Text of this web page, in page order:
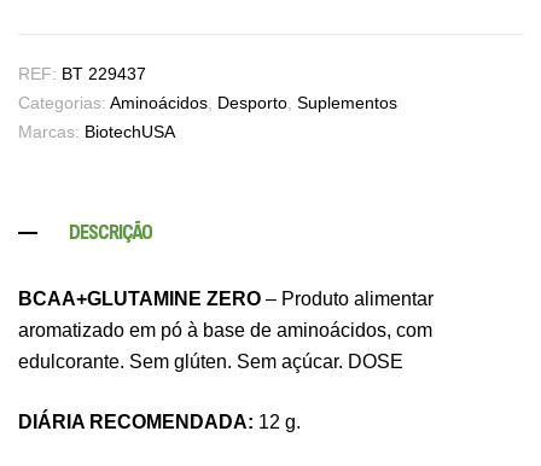
REF: BT 229437
Categorias: Aminoácidos Desporto Suplementos
Marcas: BiotechUSA
DESCRIÇÃO
BCAA+GLUTAMINE ZERO – Produto alimentar
aromatizado em pó à base de aminoácidos, com
edulcorante. Sem glúten. Sem açúcar. DOSE
DIÁRIA RECOMENDADA: 12 g.